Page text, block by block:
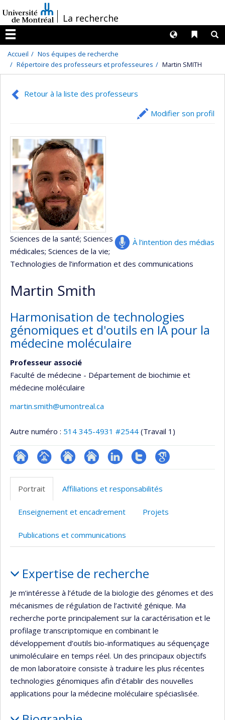
au
contenu
/La recherche
Menu
Liens
Langues
Accueil
Nos équipes de recherche
Répertoire des professeurs et professeures
Martin SMITH
Retour à la liste des professeurs
Modifier son profil
À l’intention des médias
Sciences de la santé; Sciences
médicales; Sciences de la vie;
Technologies de l’information et des communications
Martin Smith
Harmonisation de technologies
génomiques et d'outils en IA pour la
médecine moléculaire
Professeur associé
Faculté de médecine - Département de biochimie et
médecine moléculaire
martin.smith@umontreal.ca
Autre numéro : 514 345-4931 #2544 (Travail 1)
ResearchGate
Page
professionnelle
(faculté,département,école)
Site
web
l’unité
recherche
Site
l’unité
recherche
LinkedInCompteGoogle
Portrait Affiliations et responsabilités
Enseignement et encadrement Projets
Publications et communications
Expertise de recherche
Je m’intéresse à l’étude de la biologie des génomes et des
mécanismes de régulation de l’activité génique. Ma
recherche porte principalement sur la caractérisation et le
profilage transcriptomique en combinant le
développement d’outils bio-informatiques au séquençage
unimoléculaire en temps réel. Un des principaux objectifs
de mon laboratoire consiste à traduire les plus récentes
technologies génomiques afin d'établir des nouvelles
applications pour la médecine moléculaire spéciaslisée.